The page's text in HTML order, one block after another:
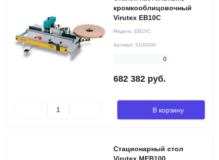
кромкооблицовочный
Virutex EB10C
Модель: EB10C
Артикул: 5100000
0
682 382 руб.
В корзину
Стационарный стол